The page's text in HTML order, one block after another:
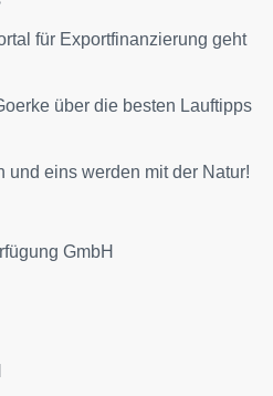
für Exportfinanzierung geht
über die besten Lauftipps
und eins werden mit der Natur!
GmbH